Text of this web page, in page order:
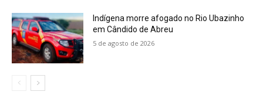
Indígena morre afogado no Rio Ubazinho
em Cândido de Abreu
5 de agosto de 2026